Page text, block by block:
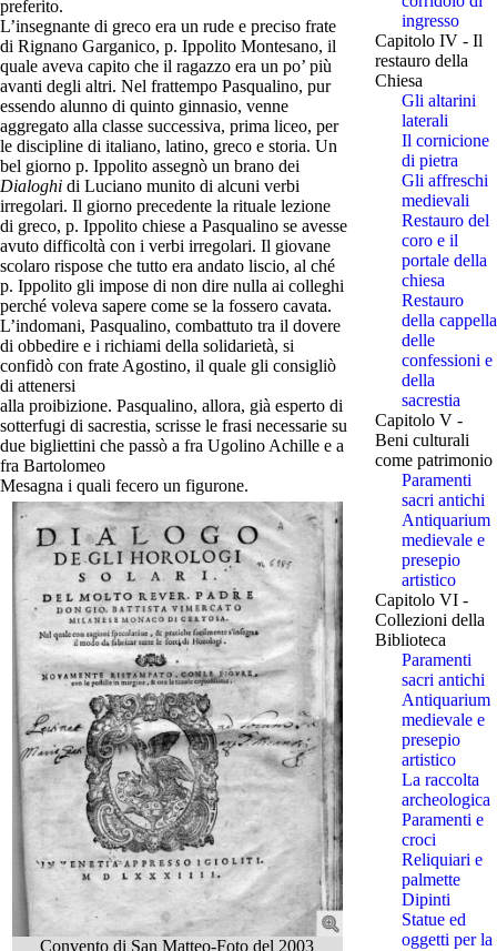
preferito.
L’insegnante di greco era un rude e preciso frate
di Rignano Garganico, p. Ippolito Montesano, il
quale aveva capito che il ragazzo era un po’ più
avanti degli altri. Nel frattempo Pasqualino, pur
essendo alunno di quinto ginnasio, venne
aggregato alla classe successiva, prima liceo, per
le discipline di italiano, latino, greco e storia. Un
bel giorno p. Ippolito assegnò un brano dei
Dialoghi di Luciano munito di alcuni verbi
irregolari. Il giorno precedente la rituale lezione
di greco, p. Ippolito chiese a Pasqualino se avesse
avuto difficoltà con i verbi irregolari. Il giovane
scolaro rispose che tutto era andato liscio, al ché
p. Ippolito gli impose di non dire nulla ai colleghi
perché voleva sapere come se la fossero cavata.
L’indomani, Pasqualino, combattuto tra il dovere
di obbedire e i richiami della solidarietà, si
confidò con frate Agostino, il quale gli consigliò
di attenersi
alla proibizione. Pasqualino, allora, già esperto di
sotterfugi di sacrestia, scrisse le frasi necessarie su
due bigliettini che passò a fra Ugolino Achille e a
fra Bartolomeo
Mesagna i quali fecero un figurone.
Convento di San Matteo-Foto del 2003
ingresso
Capitolo IV - Il
restauro della
Chiesa
Gli altarini
laterali
Il cornicione
di pietra
Gli affreschi
medievali
Restauro del
coro e il
portale della
chiesa
Restauro
della cappella
delle
confessioni e
della
sacrestia
Capitolo V -
Beni culturali
come patrimonio
Paramenti
sacri antichi
Antiquarium
medievale e
presepio
artistico
Capitolo VI -
Collezioni della
Biblioteca
Paramenti
sacri antichi
Antiquarium
medievale e
presepio
artistico
La raccolta
archeologica
Paramenti e
croci
Reliquiari e
palmette
Dipinti
Statue ed
oggetti per la